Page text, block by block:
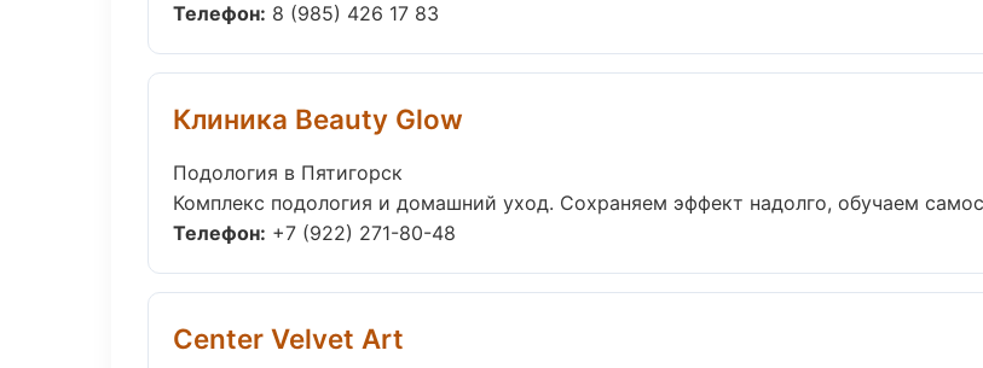
Телефон: 8 (985) 426 17 83
Клиника Beauty Glow
Подология в Пятигорск
Комплекс подология и домашний уход. Сохраняем эффект надолго, обучаем
Телефон: +7 (922) 271-80-48
Center Velvet Art